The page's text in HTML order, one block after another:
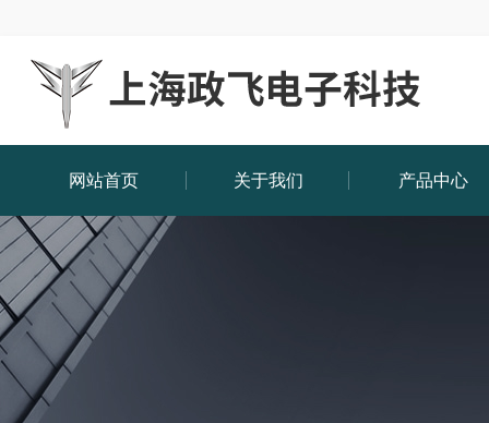
网站首页 关于我们 产品中心